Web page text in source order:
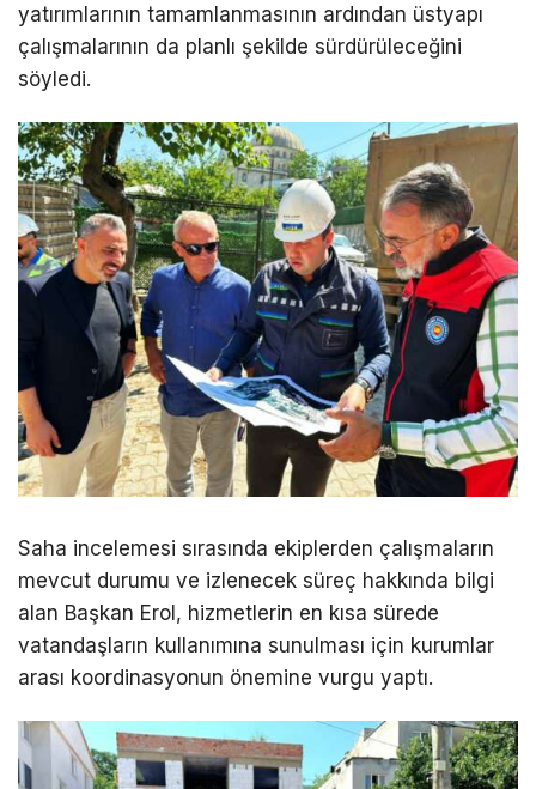
yatırımlarının tamamlanmasının ardından üstyapı
çalışmalarının da planlı şekilde sürdürüleceğini
söyledi.
Saha incelemesi sırasında ekiplerden çalışmaların
mevcut durumu ve izlenecek süreç hakkında bilgi
alan Başkan Erol, hizmetlerin en kısa sürede
vatandaşların kullanımına sunulması için kurumlar
arası koordinasyonun önemine vurgu yaptı.